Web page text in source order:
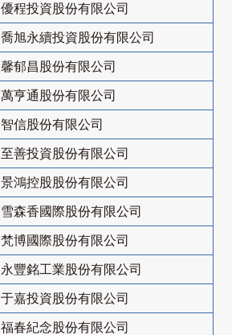
優程投資股份有限公司
喬旭永續投資股份有限公司
馨郁昌股份有限公司
萬亨通股份有限公司
智信股份有限公司
至善投資股份有限公司
景鴻控股股份有限公司
雪森香國際股份有限公司
梵博國際股份有限公司
永豐銘工業股份有限公司
于嘉投資股份有限公司
福春紀念股份有限公司